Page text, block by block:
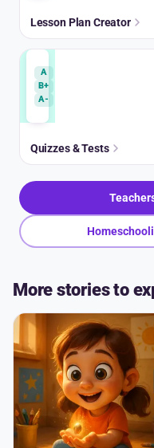
Lesson Plan Creator
A
B+
A-
Quizzes & Tests
More stories to